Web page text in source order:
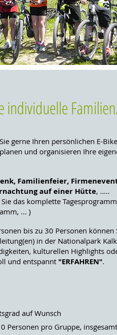
individuelle
gerne Ihren persönlichen E-
und organisieren Ihre
Familienfeier,
auf einer Hütte, .....
das komplette Tagesprogramm
... )
bis zu 30 Personen können
in der Nationalpark
kulturellen Highlights
und entspannt "ERFAHREN".
auf Wunsch
Personen pro Gruppe,